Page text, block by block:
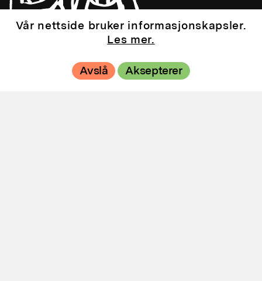
Vår nettside bruker informasjonskapsler.
Les mer.
Avslå Aksepterer